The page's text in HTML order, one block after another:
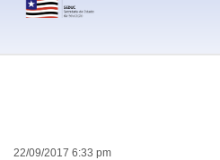
22/09/2017 6:33 pm